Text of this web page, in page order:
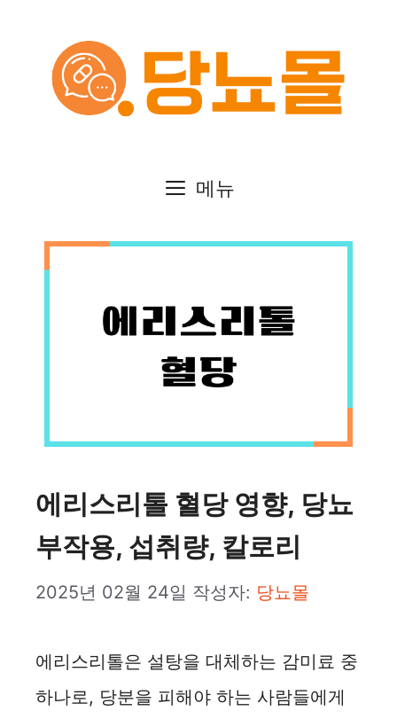
메뉴
에리스리톨 혈당 영향, 당뇨
부작용, 섭취량, 칼로리
2025년 02월 24일 작성자: 당뇨몰
에리스리톨은 설탕을 대체하는 감미료 중
하나로, 당분을 피해야 하는 사람들에게